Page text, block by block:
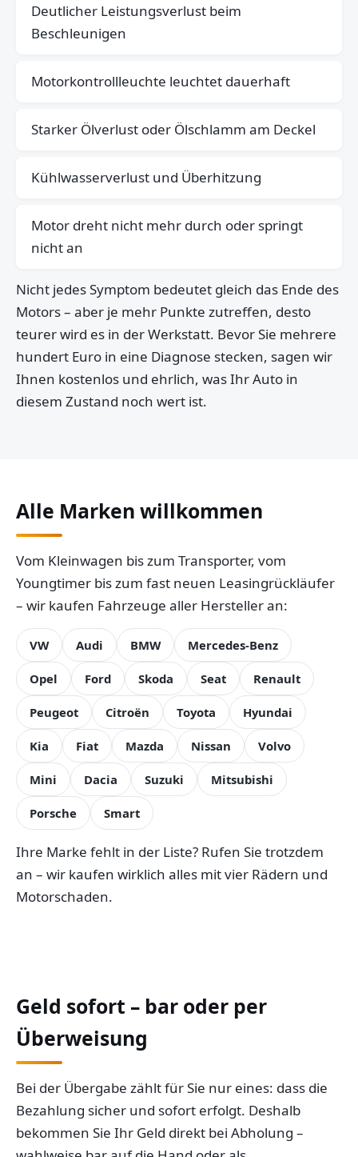
Deutlicher Leistungsverlust beim
Beschleunigen
Motorkontrollleuchte leuchtet dauerhaft
Starker Ölverlust oder Ölschlamm am Deckel
Kühlwasserverlust und Überhitzung
Motor dreht nicht mehr durch oder springt
nicht an
Nicht jedes Symptom bedeutet gleich das Ende des
Motors – aber je mehr Punkte zutreffen, desto
teurer wird es in der Werkstatt. Bevor Sie mehrere
hundert Euro in eine Diagnose stecken, sagen wir
Ihnen kostenlos und ehrlich, was Ihr Auto in
diesem Zustand noch wert ist.
Alle Marken willkommen
Vom Kleinwagen bis zum Transporter, vom
Youngtimer bis zum fast neuen Leasingrückläufer
– wir kaufen Fahrzeuge aller Hersteller an:
VW Audi BMW Mercedes-Benz
Opel Ford Skoda Seat Renault
Peugeot Citroën Toyota Hyundai
Kia Fiat Mazda Nissan Volvo
Mini Dacia Suzuki Mitsubishi
Porsche Smart
Ihre Marke fehlt in der Liste? Rufen Sie trotzdem
an – wir kaufen wirklich alles mit vier Rädern und
Motorschaden.
Geld sofort – bar oder per
Überweisung
Bei der Übergabe zählt für Sie nur eines: dass die
Bezahlung sicher und sofort erfolgt. Deshalb
bekommen Sie Ihr Geld direkt bei Abholung –